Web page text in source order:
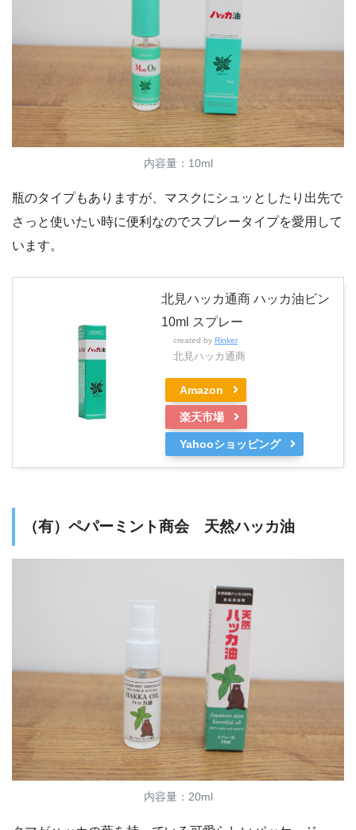
内容量：10ml
瓶のタイプもありますが、マスクにシュッとしたり出先で
さっと使いたい時に便利なのでスプレータイプを愛用して
います。
北見ハッカ通商 ハッカ油ビン
10ml スプレー
created by Rinker
北見ハッカ通商
Amazon
楽天市場
Yahooショッピング
（有）ペパーミント商会 天然ハッカ油
内容量：20ml